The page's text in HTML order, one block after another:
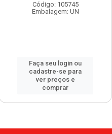
Código: 105745
Embalagem: UN
Faça seu login ou
cadastre-se para
ver preços e
comprar